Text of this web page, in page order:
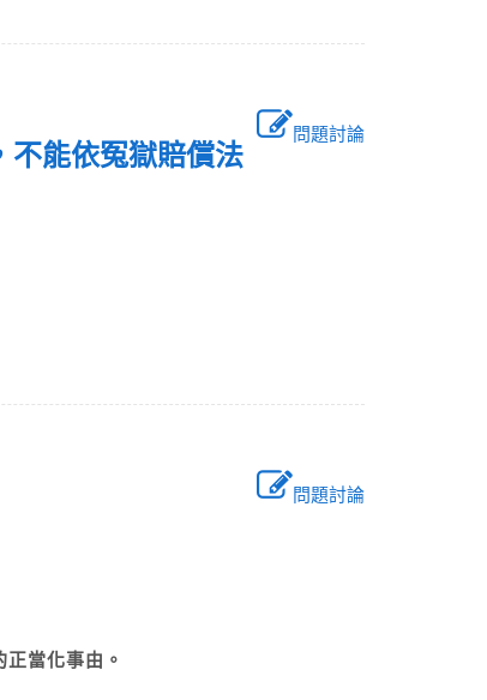
問題討論
不能依冤獄賠償法
問題討論
當化事由。